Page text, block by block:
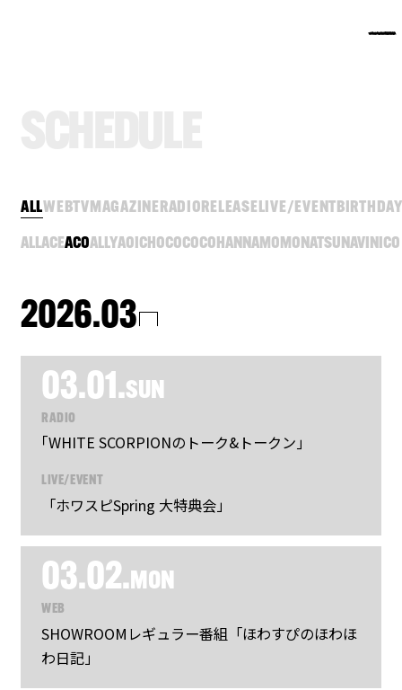
ALLACEACOALLYAOI CHOCOCOCO HANNAMOMO NATSU NAVI NICO
ALLWEBTVMAGAZINERADIORELEASELIVE/EVENTBIRTHDAY
2026.03
03.01.SUN
RADIO
｢WHITE SCORPIONのトーク&トークン｣
LIVE/EVENT
「ホワスピSpring 大特典会」
03.02.MON
WEB
SHOWROOMレギュラー番組「ほわすぴのほわほ
わ日記」